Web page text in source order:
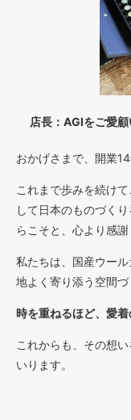
店長：AGIをご愛
おかげさまで、開業
これまで歩みを続け
して日本のものづく
らこそと、心より感謝
私たちは、国産ウー
地よく寄り添う空間づ
時を重ねるほど、愛着
これからも、その想
いります。